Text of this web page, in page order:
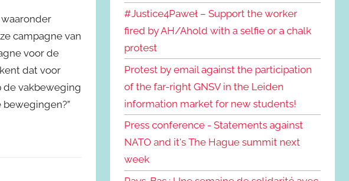
campagne van
voor de
dat voor
de vakbeweging
#Justice4Paweł – Support the worker
fired by AH/Ahold with a selfie or a chalk
protest
Protest by email against the participation
of the far-right GNSV in the Leiden
information market for new students!
Press conference - Statements against
NATO and it's The Hague summit next
week